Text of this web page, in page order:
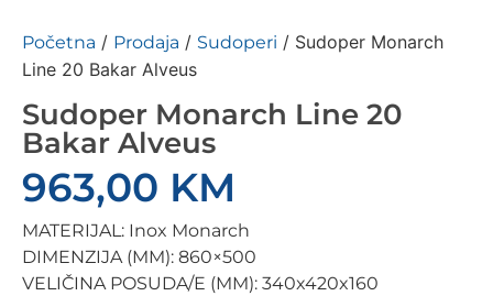
Početna / Prodaja / Sudoperi / Sudoper Monarch
Line 20 Bakar Alveus
Sudoper Monarch Line 20
Bakar Alveus
963,00 KM
MATERIJAL: Inox Monarch
DIMENZIJA (MM): 860×500
VELIČINA POSUDA/E (MM): 340x420x160